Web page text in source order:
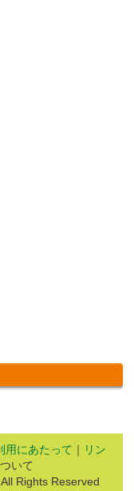
用にあたって ｜ リン
いて
Rights Reserved